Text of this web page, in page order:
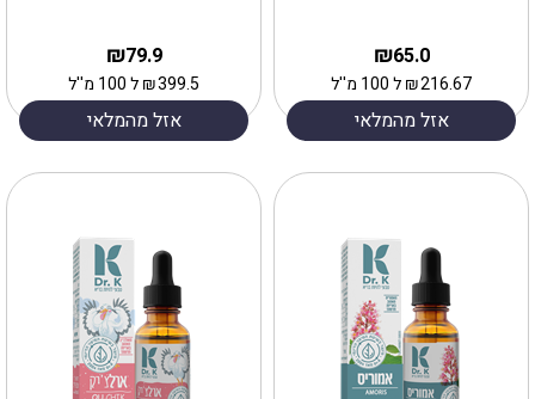
79.9
₪
399.5
₪ל 100 מ''ל
אזל מהמלאי
65.0
₪
216.67
₪ל 100 מ''ל
אזל מהמלאי